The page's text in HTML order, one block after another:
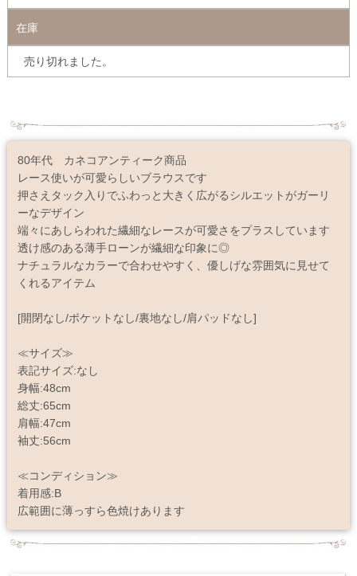
在庫
売り切れました。
80年代 カネコアンティーク商品
レース使いが可愛らしいブラウスです
押さえタック入りでふわっと大きく広がるシルエットがガーリ
ーなデザイン
端々にあしらわれた繊細なレースが可愛さをプラスしています
透け感のある薄手ローンが繊細な印象に◎
ナチュラルなカラーで合わせやすく、優しげな雰囲気に見せて
くれるアイテム
[開閉なし/ポケットなし/裏地なし/肩パッドなし]
≪サイズ≫
表記サイズ:なし
身幅:48cm
総丈:65cm
肩幅:47cm
袖丈:56cm
≪コンディション≫
着用感:B
広範囲に薄っすら色焼けあります